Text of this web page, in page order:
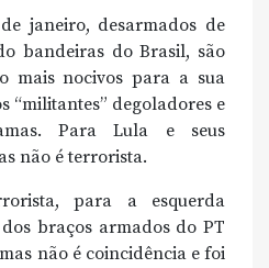
janeiro, desarmados de
bandeiras do Brasil, são
mais nocivos para a sua
“militantes” degoladores e
Para Lula e seus
não é terrorista.
para a esquerda
braços armados do PT
não é coincidência e foi